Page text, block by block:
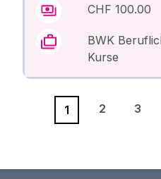
CHF 100.00
BWK
Kurse
1 2 3